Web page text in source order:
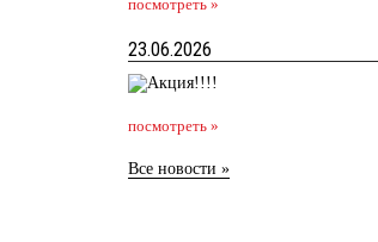
посмотреть »
23.06.2026
посмотреть »
Все новости »